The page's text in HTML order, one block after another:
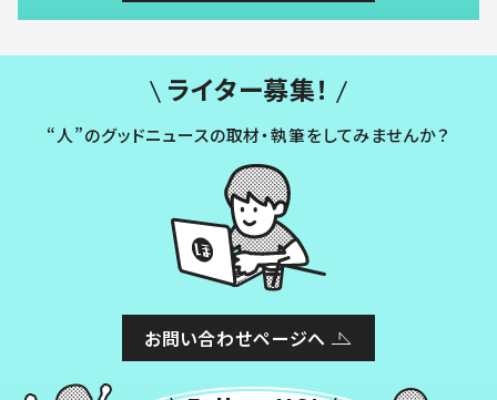
ライター募集！
“人”のグッドニュースの取材・執筆をしてみませんか？
お問い合わせページへ